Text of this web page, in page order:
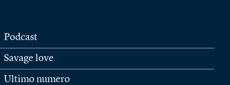
Podcast
Savage love
Ultimo numero